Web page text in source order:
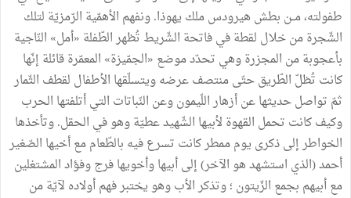
طفولته، مــن بطش هيرودس ملك يهوذا. ونفهم الأهمّية الرّمزيّة لتلك
الشّجرة من خلال لقطة في فاتحة الشّريط تُظهر الطّفلة «أمل» النّاجية
بأعجوبة من المجزرة وهي تحدّد موضع «الجمّيزة» المعمّرة قائلة إنّها
كانت تُظلّ الطّريق حتّى منتصف عرضه ويتسلّقها الأطفال لقطف الثّمار
ثمّ تواصل حديثها عن أزهار اللّيمون وعن النّباتات التي أتلفتها الحرب
وكيف كانت تحمل القهوة لأبيها الشّهيد عطيّة وهو في الحقل. وتأخذها
الخواطر إلى ذكرى يوم ممطر كانت تسرع فيه بالطّعام مع أخيها الصّغير
أحمد (الذي استشهد هو الآخر) إلى أبيها وأخويها فرج وفؤاد المشتغلين
مع أبيهم بجمع الزّيتون ؛ وتذكر الأب وهو يختبر فهم أولاده لآيّة من